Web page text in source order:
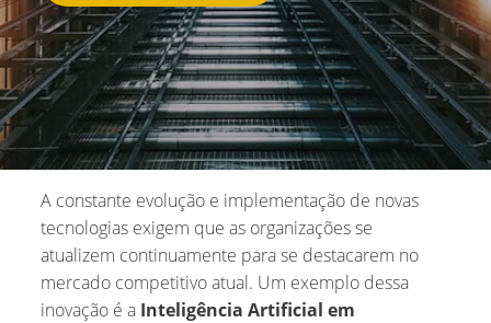
A constante evolução e implementação de novas
tecnologias exigem que as organizações se
atualizem continuamente para se destacarem no
mercado competitivo atual. Um exemplo dessa
inovação é a Inteligência Artificial em